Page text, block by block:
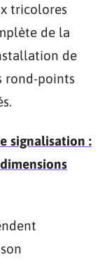
tricolores
de la
de
rond-points
signalisation :